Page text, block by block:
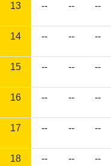
13 -- -- --
14 -- -- --
15 -- -- --
16 -- -- --
17 -- -- --
18 -- -- --